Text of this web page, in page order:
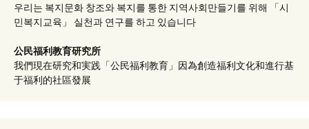
우리는 복지문화 창조와 복지를 통한 지역사회만들기를 위해 「시
민복지교육」 실천과 연구를 하고 있습니다
公民福利教育研究所
我們現在研究和実践「公民福利教育」因為創造福利文化和進行基
于福利的社區發展